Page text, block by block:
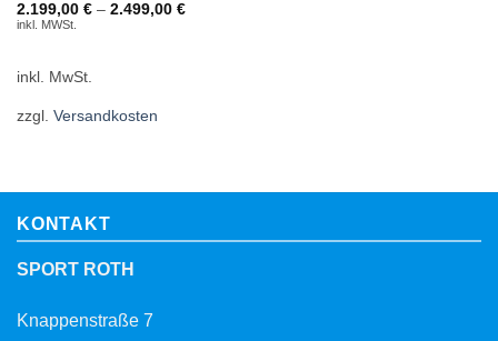
2.199,00 €– 2.499,00 €
inkl. MWSt.
inkl. MwSt.
zzgl. Versandkosten
KONTAKT
SPORT ROTH
Knappenstraße 7